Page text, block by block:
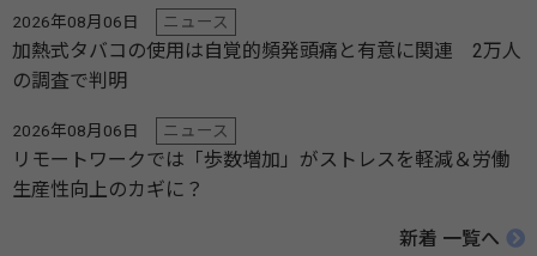
2026年08月06日 ニュース
加熱式タバコの使用は自覚的頻発頭痛と有意に関連 2万人
の調査で判明
2026年08月06日 ニュース
リモートワークでは「歩数増加」がストレスを軽減＆労働
生産性向上のカギに？
新着 一覧へ